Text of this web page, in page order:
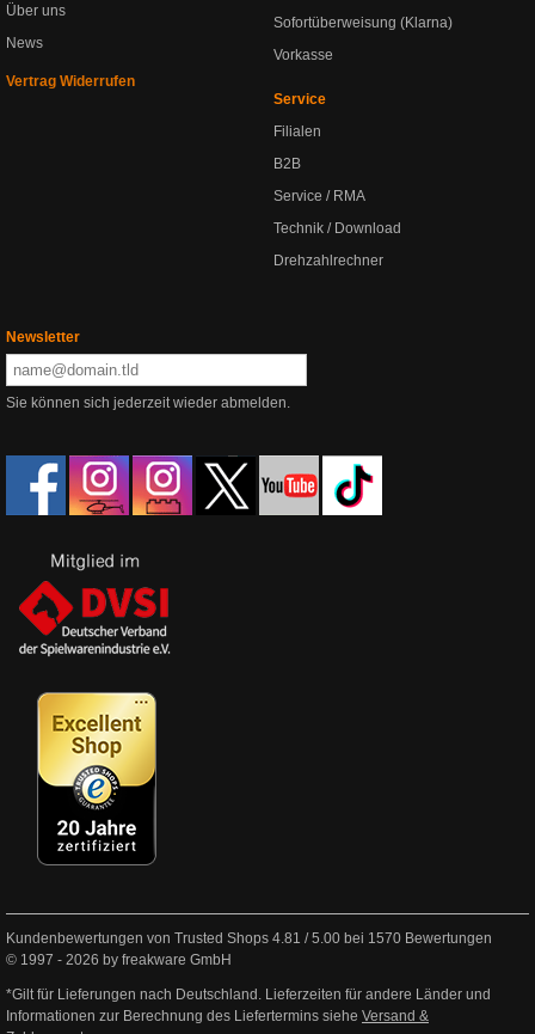
Über uns
News
Vertrag Widerrufen
Sofortüberweisung (Klarna)
Vorkasse
Service
Filialen
B2B
Service / RMA
Technik / Download
Drehzahlrechner
Newsletter
Sie können sich jederzeit wieder abmelden.
Kundenbewertungen von Trusted Shops 4.81 /5.00 bei 1570 Bewertungen
© 1997 - 2026 by freakware GmbH
*Gilt für Lieferungen nach Deutschland. Lieferzeiten für andere Länder und
Informationen zur Berechnung des Liefertermins siehe Versand &